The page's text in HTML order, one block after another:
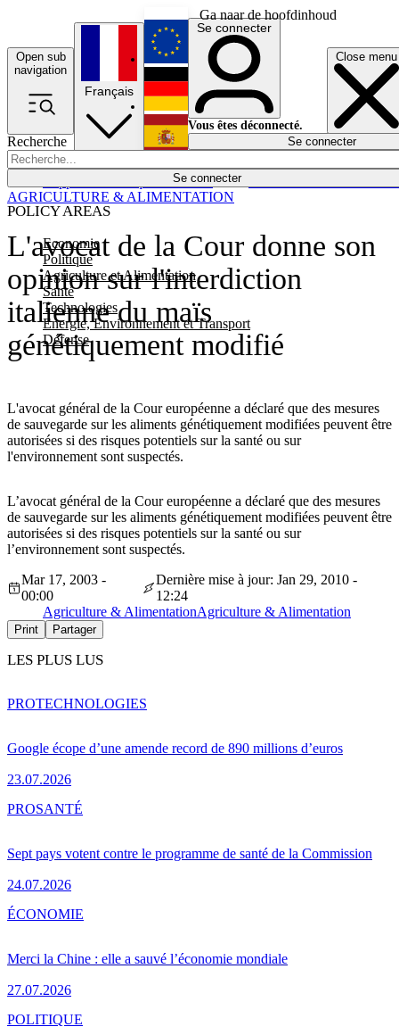
Ga naar de hoofdinhoud
Open sub
navigation
Close menu
Recherche
Se connecter
POLICY AREAS
Economie
Politique
Agriculture et Alimentation
Santé
Technologies
Energie, Environnement et Transport
Défense
Économie
Français
English
Deutsch
Español
Se connecter
Vous êtes déconnecté.
Se connecter
L'avocat de la Cour donne son
opinion sur l'interdiction
italienne du maïs
génétiquement modifié
L'avocat général de la Cour européenne a déclaré que des mesures
de sauvegarde sur les aliments génétiquement modifiées peuvent être
autorisées si des risques potentiels sur la santé ou sur
l'environnement sont suspectés.
AGRICULTURE & ALIMENTATION
L’avocat général de la Cour européenne a déclaré que des mesures
de sauvegarde sur les aliments génétiquement modifiées peuvent être
autorisées si des risques potentiels sur la santé ou sur
l’environnement sont suspectés.
Mar 17, 2003 -
00:00
Dernière mise à jour: Jan 29, 2010 -
12:24
Agriculture & AlimentationAgriculture & Alimentation
Print Partager
LES PLUS LUS
Google écope d’une amende record de 890 millions d’euros
23.07.2026
PROTECHNOLOGIES
Sept pays votent contre le programme de santé de la Commission
24.07.2026
PROSANTÉ
Merci la Chine : elle a sauvé l’économie mondiale
27.07.2026
ÉCONOMIE
POLITIQUE